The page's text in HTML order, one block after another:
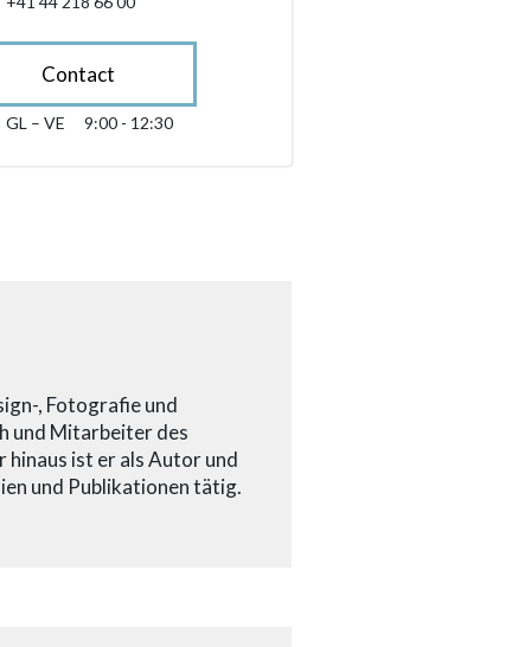
Contact
only.opening_hours
glindesdi fin venderdi 09:00 - 12:30
GL – VE 9:00 - 12:30
, Fotografie und
und Mitarbeiter des
hinaus ist er als Autor und
und Publikationen tätig.